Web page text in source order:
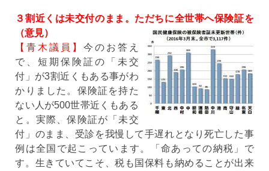
３割近くは未交付のまま。ただちに全世帯へ保険証を
（意見）
【青木議員】 今のお答え
で、短期保険証の「未交
付」が3割近くもある事がわ
かりました。保険証を持た
ない人が500世帯近くもある
と。実際、保険証が「未交
付」のまま、受診を我慢して手遅れとなり死亡した事
例は全国で起こっています。「命あっての納税」で
す。生きていてこそ、税も国保料も納めることが出来